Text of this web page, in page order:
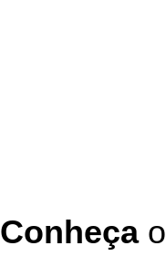
Conheçao